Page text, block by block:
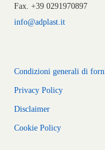
Fax. +39 0291970897
info@adplast.it
Condizioni generali di
Privacy Policy
Disclaimer
Cookie Policy